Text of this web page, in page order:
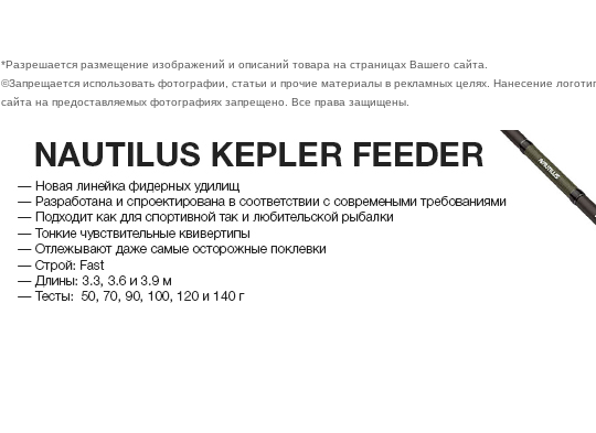
*Разрешается размещение изображений и описаний товара на страницах Вашего сайта.
©Запрещается использовать фотографии, статьи и прочие материалы в рекламных целях. Нанесение
сайта на предоставляемых фотографиях запрещено. Все права защищены.